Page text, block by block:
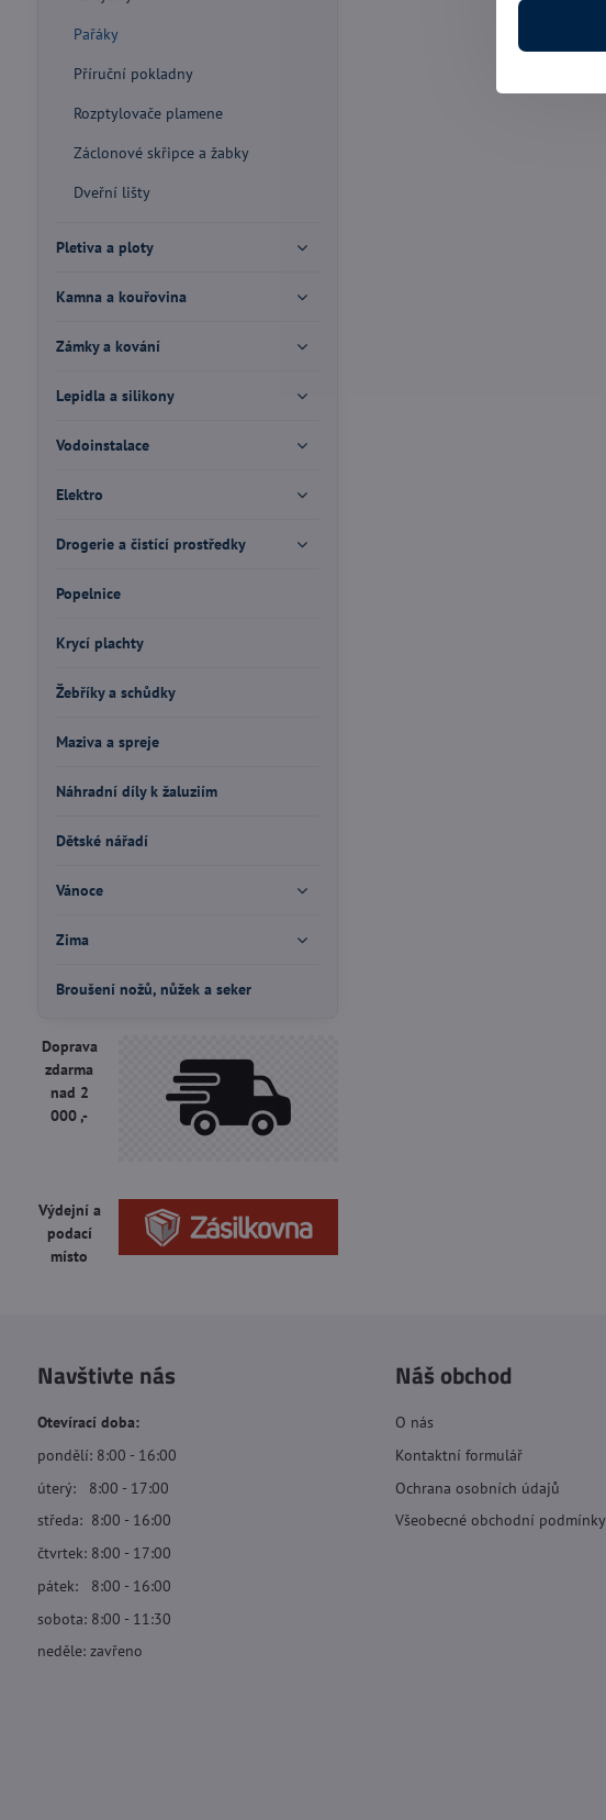
Pařáky
Příruční pokladny
Rozptylovače plamene
Záclonové skřipce a žabky
Dveřní lišty
Pletiva a ploty
Kamna a kouřovina
Zámky a kování
Lepidla a silikony
Vodoinstalace
Elektro
Drogerie a čistící prostředky
Popelnice
Krycí plachty
Žebříky a schůdky
Maziva a spreje
Náhradní díly k žaluziím
Dětské nářadí
Vánoce
Zima
Broušení nožů, nůžek a seker
Doprava
zdarma
nad 2
000 ,-
Výdejní a
podací
místo
Navštivte nás
Otevírací doba:
pondělí: 8:00 - 16:00
úterý: 8:00 - 17:00
středa: 8:00 - 16:00
čtvrtek: 8:00 - 17:00
pátek: 8:00 - 16:00
sobota: 8:00 - 11:30
neděle: zavřeno
Náš obchod
O nás
Kontaktní formulář
Ochrana osobních údajů
Všeobecné obchodní podmínky